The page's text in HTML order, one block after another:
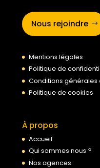
Nous rejoindre
Mentions légales
Politique de
Conditions générales
Politique de cookies
À propos
Accueil
Qui sommes nous ?
Nos agences